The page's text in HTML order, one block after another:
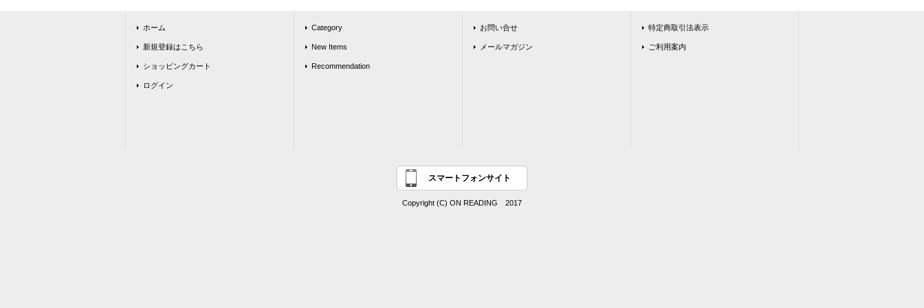
ホーム
新規登録はこちら
ショッピングカート
ログイン
Category
New Items
Recommendation
お問い合せ
メールマガジン
特定商取引法表示
ご利用案内
スマートフォンサイト
Copyright (C) ON READING 2017